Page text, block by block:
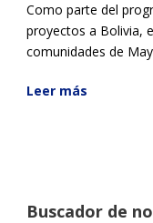
Como parte del
proyectos a Bolivia,
comunidades de
Leer más
Buscador de